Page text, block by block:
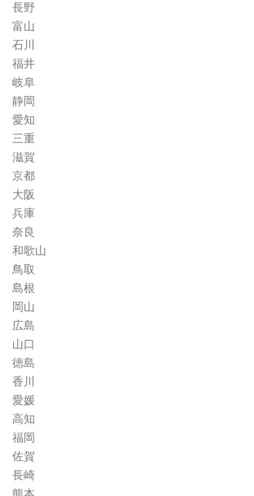
長野
富山
石川
福井
岐阜
静岡
愛知
三重
滋賀
京都
大阪
兵庫
奈良
和歌山
鳥取
島根
岡山
広島
山口
徳島
香川
愛媛
高知
福岡
佐賀
長崎